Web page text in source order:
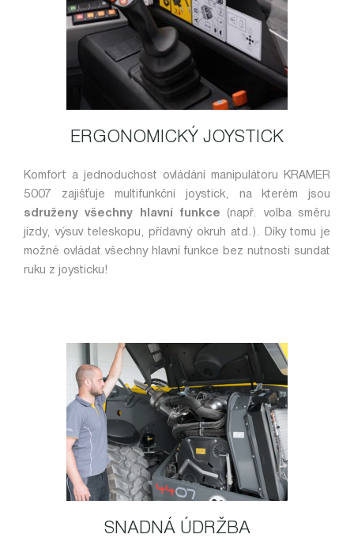
ERGONOMICKÝ JOYSTICK
Komfort a jednoduchost ovládání manipulátoru KRAMER
5007 zajišťuje multifunkční joystick, na kterém jsou
sdruženy všechny hlavní funkce (např. volba směru
jízdy, výsuv teleskopu, přídavný okruh atd.). Díky tomu je
možné ovládat všechny hlavní funkce bez nutnosti sundat
ruku z joysticku!
SNADNÁ ÚDRŽBA